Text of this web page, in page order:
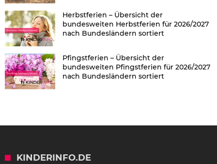
Herbstferien – Übersicht der
bundesweiten Herbstferien für 2026/2027
nach Bundesländern sortiert
Pfingstferien – Übersicht der
bundesweiten Pfingstferien für 2026/2027
nach Bundesländern sortiert
KINDERINFO.DE